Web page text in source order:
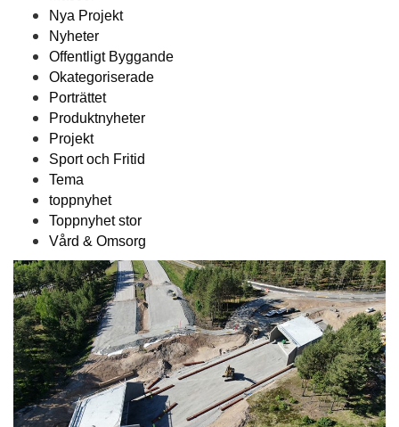
Nya Projekt
Nyheter
Offentligt Byggande
Okategoriserade
Porträttet
Produktnyheter
Projekt
Sport och Fritid
Tema
toppnyhet
Toppnyhet stor
Vård & Omsorg